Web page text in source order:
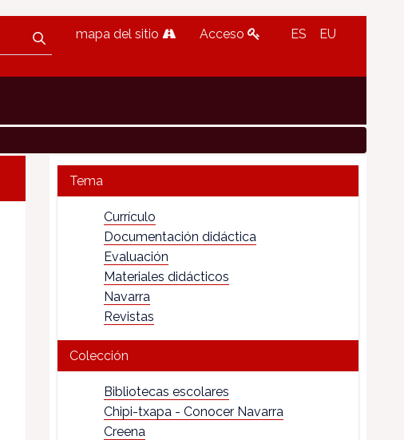
mapa del sitio Acceso ES EU
Tema
Currículo
Documentación didáctica
Evaluación
Materiales didácticos
Navarra
Revistas
Colección
Bibliotecas escolares
Chipi-txapa - Conocer Navarra
Creena